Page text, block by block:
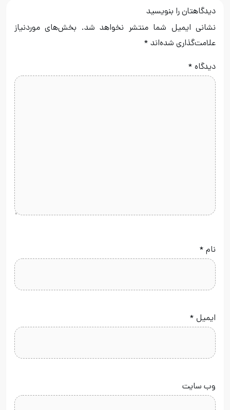
دیدگاهتان را بنویسید
نشانی ایمیل شما منتشر نخواهد شد. بخش‌های موردنیاز
علامت‌گذاری شده‌اند *
دیدگاه *
نام *
ایمیل *
وب‌ سایت